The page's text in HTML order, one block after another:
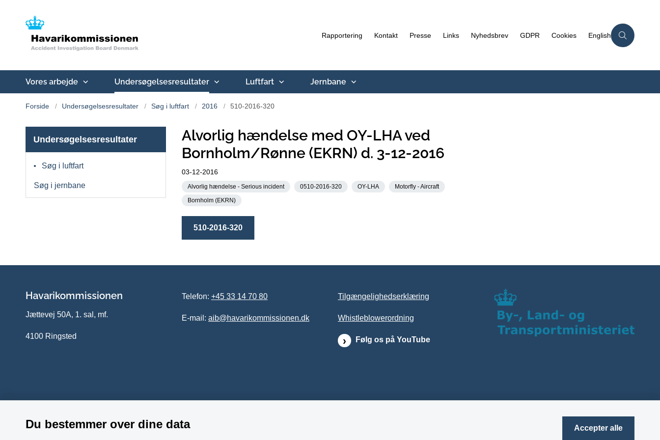
Rapportering Kontakt Presse Links Nyhedsbrev GDPR Cookies English
Vores arbejde Undersøgelsesresultater Luftfart Jernbane
Forside Undersøgelsesresultater Søg i luftfart 2016 510-2016-320
Undersøgelsesresultater
Søg i luftfart
Søg i jernbane
Alvorlig hændelse med OY-LHA ved
Bornholm/Rønne (EKRN) d. 3-12-2016
03-12-2016
Alvorlig hændelse - Serious incident 0510-2016-320 OY-LHA
Motorfly - Aircraft
Bornholm (EKRN)
510-2016-320
Havarikommissionen
Jættevej 50A, 1. sal, mf.
4100 Ringsted
Telefon: +45 33 14 70 80
E-mail: aib@havarikommissionen.dk
Tilgængelighedserklæring
Whistleblowerordning
Følg os på YouTube
Du bestemmer over dine data Accepter alle